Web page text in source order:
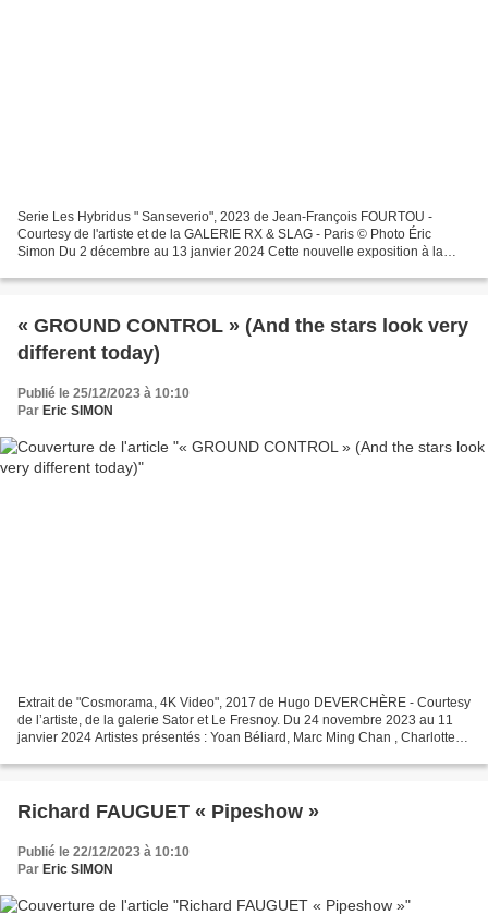
Serie Les Hybridus " Sanseverio", 2023 de Jean-François FOURTOU -
Courtesy de l'artiste et de la GALERIE RX & SLAG - Paris © Photo Éric
Simon Du 2 décembre au 13 janvier 2024 Cette nouvelle exposition à la
« GROUND CONTROL » (And the stars look very
different today)
Publié le 25/12/2023 à 10:10
Par Eric SIMON
Extrait de "Cosmorama, 4K Video", 2017 de Hugo DEVERCHÈRE - Courtesy
de l’artiste, de la galerie Sator et Le Fresnoy. Du 24 novembre 2023 au 11
janvier 2024 Artistes présentés : Yoan Béliard, Marc Ming Chan , Charlotte
Richard FAUGUET « Pipeshow »
Publié le 22/12/2023 à 10:10
Par Eric SIMON